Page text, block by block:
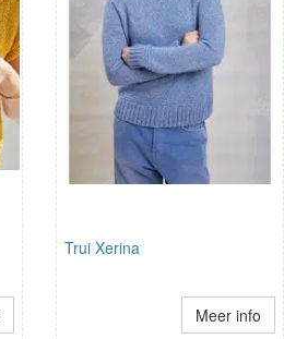
Trui Xerina
Meer info